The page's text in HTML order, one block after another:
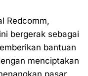
Redcomm,
bergerak sebagai
bantuan
menciptakan